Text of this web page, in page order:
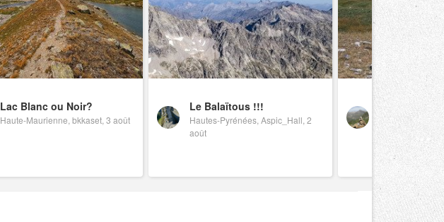
Lac Blanc ou Noir?
Haute-Maurienne, bkkaset, 3 août
Le Balaïtous !!!
Hautes-Pyrénées, Aspic_Hall, 2
août
Traversée
Gialorgues
Mercantour,